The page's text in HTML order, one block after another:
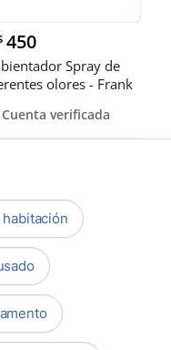
450
Spray de
olores - Frank
Cuenta verificada